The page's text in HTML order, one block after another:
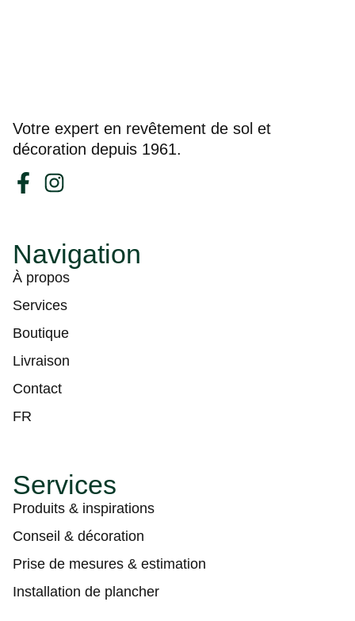
Votre expert en revêtement de sol et
décoration depuis 1961.
Navigation
À propos
Services
Boutique
Livraison
Contact
FR
Services
Produits & inspirations
Conseil & décoration
Prise de mesures & estimation
Installation de plancher